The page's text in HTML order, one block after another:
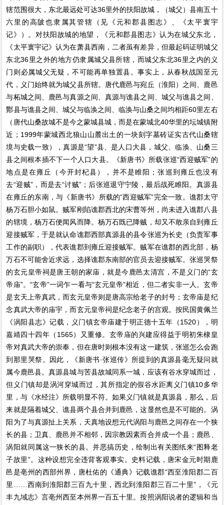
辖范围很大，东北最远处可达36里外的扶阳故城，（城父）县南五十
六里的高陂也隶属其管辖（见《元和郡县图志》、《太平寰宇
记》）。对扶阳故城的地望，《元和郡县图志》认为在城父东北，
《太平寰宇记》认为在萧县西南，二者虽有差异，但最起码证明城父
东北36里之外的地方仍隶属城父县所辖，而城父东北36里之内的义
门则必属城父无疑，不可能再单独置县。事实上，从春秋战国至元
代，义门始终就为城父县所辖。唐代鹿邑与宛丘（淮阳）之间、鹿邑
与柘城之间、鹿邑与真源之间、真源与谯县之间、城父与谯县之间、
酇县与谯县之间、城父与临涣之间、临涣与山桑之间均相距60里左右
（唐代山桑故城不是今之蒙城县城，而是在蒙城北40华里的坛城镇附
近；1999年蒙城西北狼山山麓出土的一块刻字墓砖证实古代山桑辖
境与史载一致），真源是“望”县、是人口大县，城父、临涣、山桑三
县之间根本插不下一个人口大县。《新唐书》所载张巡“西迎贼军”的
地点是在雍丘（今开封杞县），并不是睢阳；张巡到雍丘也没有
去“迎贼”，而是去“讨贼”；后张巡退守宁陵，最后战死睢阳。真源县
在雍丘的东南，与《新唐书》所载的“西迎贼军”完全一致。谯郡太守
杨万石胆小如鼠。贼军刚陷谯郡西北的宋曹等州，尚未进入谯郡八县
的辖境，杨万石便闻风而降。杨万石既已降贼，却又不敢亲自到雍丘
迎接贼军，于是就认命谯郡西部真源县的县令张巡为长史（负责军事
工作的副职），代表谯郡到雍丘迎接贼军。贼军在谯郡的西北部，杨
万石不可能舍近求远，选择谯郡东南部的官员去迎接贼军。张巡哭祭
的玄元皇帝祠是唐王朝的家庙，就是今鹿邑太清宫，不是义门的“玄
帝庙”。“玄帝”一词乍一看与“玄元皇帝”相近，但二者实非一人。玄帝
是玄天上帝真武，而玄元皇帝则是唐高宗给老子的封号；玄帝庙是纪
念真武大帝的庙宇，而玄元皇帝祠是纪念老子的宫观。按民国黄佩兰
《涡阳县志》记载，义门镇玄帝庙建于明正德十五年（1520），明
嘉靖四十四年（1565）又重修。玄帝庙的兴建应得益于明初朱棣皇
帝对真武大帝的崇奉，但在唐时则根本没有这一建筑，张巡怎么会跑
到那里哭祭。因此，《新唐书·张巡传》所提到的真源县毫无疑问就
属今鹿邑县。真源县城与苦县故城同系一城，应该有谷水穿城而过，
但义门镇却是涡河穿城而过，其所指定的假谷水距离义门镇10多华
里，与《水经注》所载明显不符。如果义门镇就是真源县，那么，后
来就是隔着城父、谯县两个县合并到鹿邑，这显然也是不可能的。涡
阳为了与真源扯上关系，天真地设想元代涡阳与鹿邑之间存在一个狭
长的县；卫真、鹿邑并不相邻，因宗教因素而合并成一个县；鹿邑、
涡阳就同属这一狭长的县。并恶搞历史，绘制出有关图纸来“图释老
子故里”。这种设想完全违背客观事实。史料记载，唐宋金元时期鹿
邑是亳州的西部州界，唐杜佑的《通典》记载谯郡“西至淮阳郡二百
里……西南到淮阳郡三百九十里，西北到淮阳郡三百二十里”，《元
丰九域志》言亳州西至本州界一百五十里。按照涡阳说者的逻辑和当